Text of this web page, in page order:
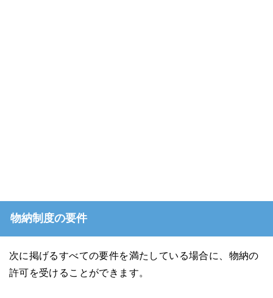
物納制度の要件
次に掲げるすべての要件を満たしている場合に、物納の
許可を受けることができます。